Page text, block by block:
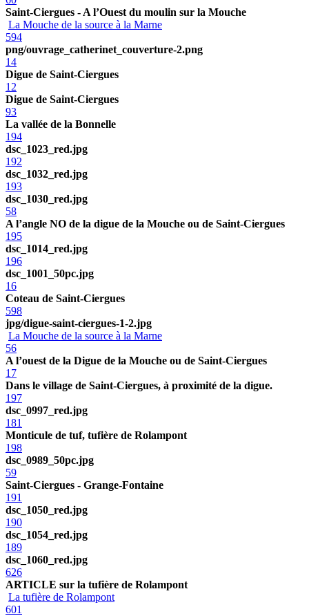
Saint-Ciergues - A l’Ouest du moulin sur la Mouche
La Mouche de la source à la Marne
594
png/ouvrage_catherinet_couverture-2.png
14
Digue de Saint-Ciergues
12
Digue de Saint-Ciergues
93
La vallée de la Bonnelle
194
dsc_1023_red.jpg
192
dsc_1032_red.jpg
193
dsc_1030_red.jpg
58
A l’angle NO de la digue de la Mouche ou de Saint-Ciergues
195
dsc_1014_red.jpg
196
dsc_1001_50pc.jpg
16
Coteau de Saint-Ciergues
598
jpg/digue-saint-ciergues-1-2.jpg
La Mouche de la source à la Marne
56
A l’ouest de la Digue de la Mouche ou de Saint-Ciergues
17
Dans le village de Saint-Ciergues, à proximité de la digue.
197
dsc_0997_red.jpg
181
Monticule de tuf, tufière de Rolampont
198
dsc_0989_50pc.jpg
59
Saint-Ciergues - Grange-Fontaine
191
dsc_1050_red.jpg
190
dsc_1054_red.jpg
189
dsc_1060_red.jpg
626
ARTICLE sur la tufière de Rolampont
La tufière de Rolampont
601